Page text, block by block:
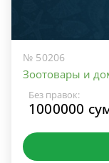
№ 50206
Зоотовары и
Без правок:
1000000